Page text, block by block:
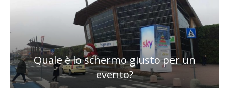
Quale è lo schermo giusto per un
evento?